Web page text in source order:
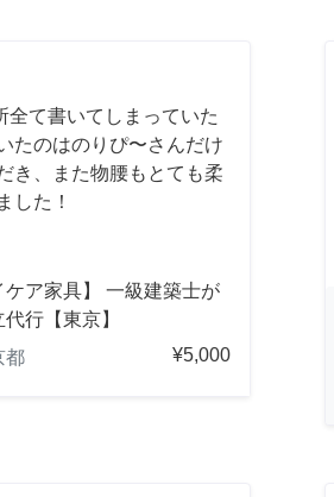
て書いてしまっていた
たのはのりぴ〜さんだけ
き、また物腰もとても柔
した！
ケア家具】 一級建築士が
行【東京】
都
¥5,000